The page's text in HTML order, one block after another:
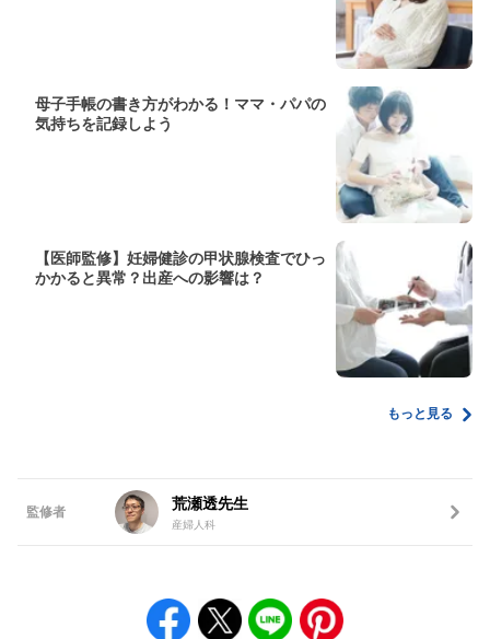
母子手帳の書き方がわかる！ママ・パパの
気持ちを記録しよう
【医師監修】妊婦健診の甲状腺検査でひっ
かかると異常？出産への影響は？
もっと見る
監修者 荒瀬透先生
産婦人科